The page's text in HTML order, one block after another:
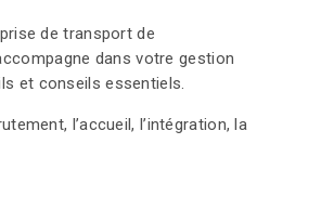
de transport de
dans votre gestion
et conseils essentiels.
l’accueil, l’intégration, la